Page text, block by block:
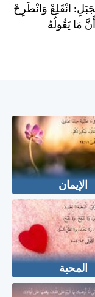
انْقَلِعْ وَانْطَرِحْ
مَا يَقُولُهُ
الإيمان
المحبة